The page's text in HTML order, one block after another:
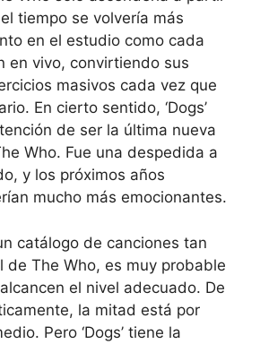
el tiempo se volvería más
en el estudio como cada
en vivo, convirtiendo sus
masivos cada vez que
En cierto sentido, ‘Dogs’
de ser la última nueva
Who. Fue una despedida a
y los próximos años
mucho más emocionantes.
catálogo de canciones tan
de The Who, es muy probable
el nivel adecuado. De
la mitad está por
Pero ‘Dogs’ tiene la